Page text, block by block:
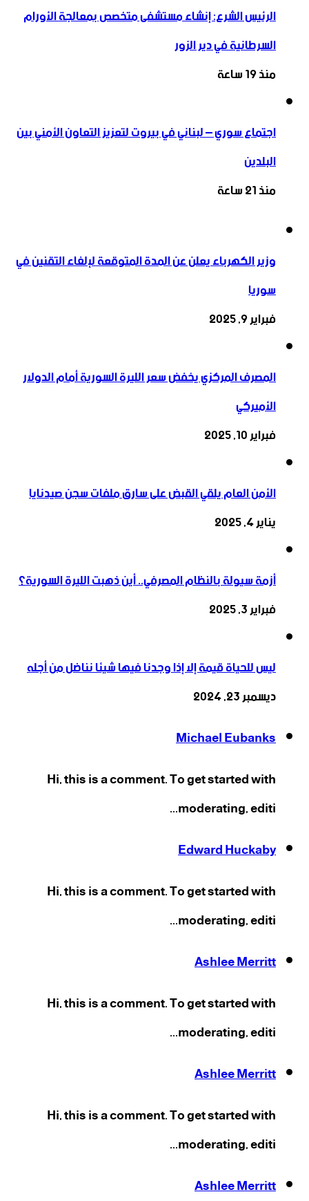
الرئيس الشرع: إنشاء ‌‏مستشفى متخصص بمعالجة الأورام
السرطانية في دير الزور
منذ 19 ساعة
اجتماع سوري – لبناني في بيروت لتعزيز التعاون ‏الأمني ‏بين
البلدين
منذ 21 ساعة
وزير الكهرباء يعلن عن المدة المتوقعة لإلغاء التقنين في
سوريا
فبراير 9, 2025
المصرف المركزي يخفض سعر الليرة السورية أمام الدولار
الأميركي
فبراير 10, 2025
الأمن العام يلقي القبض على سارق ملفات سجن صيدنايا
يناير 4, 2025
أزمة سيولة بالنظام المصرفي.. أين ذهبت الليرة السورية؟
فبراير 3, 2025
ليس للحياة قيمة إلا إذا وجدنا فيها شيئا نناضل من أجله
ديسمبر 23, 2024
Michael Eubanks
Hi, this is a comment. To get started with
moderating, editi...
Edward Huckaby
Hi, this is a comment. To get started with
moderating, editi...
Ashlee Merritt
Hi, this is a comment. To get started with
moderating, editi...
Ashlee Merritt
Hi, this is a comment. To get started with
moderating, editi...
Ashlee Merritt